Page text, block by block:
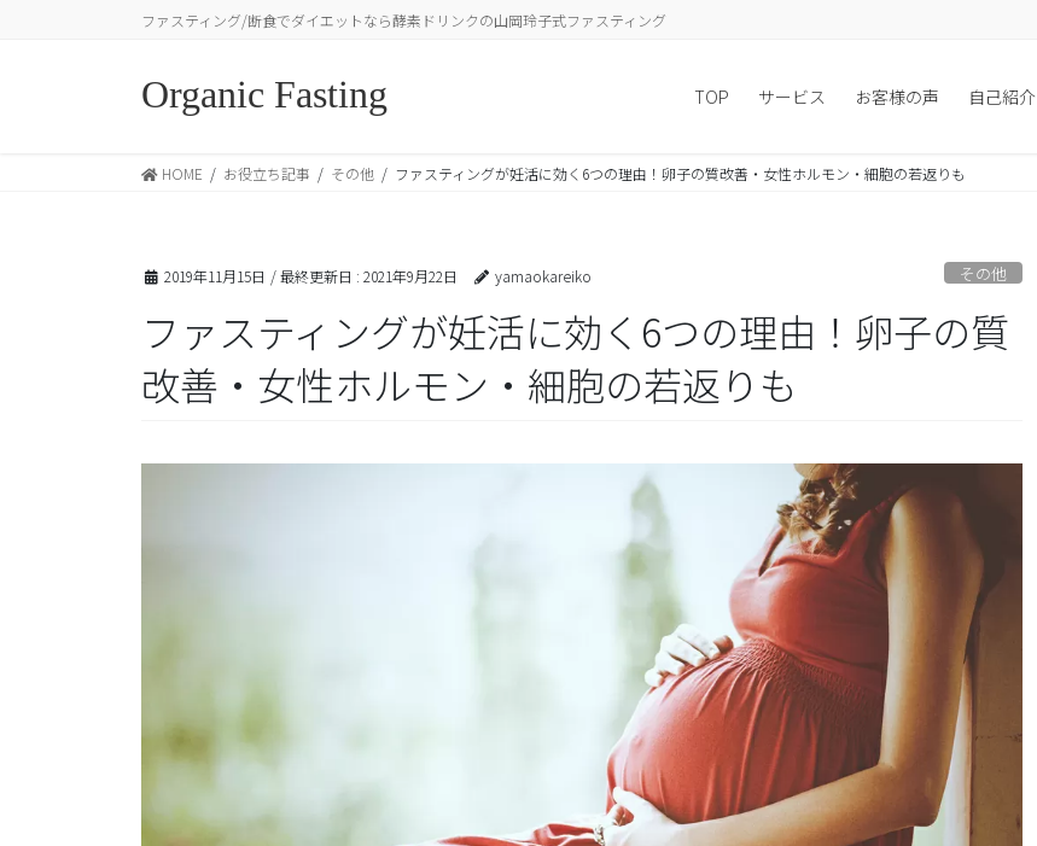
ファスティング/断食でダイエットなら酵素ドリンクの山岡玲子式ファスティング
Organic Fasting TOP サービス お客様の声 自己紹介
HOME お役立ち記事 その他 ファスティングが妊活に効く6つの理由！卵子の質改善・女性ホルモン・細胞の若返りも
2019年11月15日 / 最終更新日 : 2021年9月22日 yamaokareiko その他
ファスティングが妊活に効く6つの理由！卵子の質
改善・女性ホルモン・細胞の若返りも